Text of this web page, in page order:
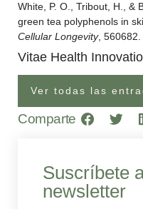
White, P. O., Tribout, H., &
green tea polyphenols in
Cellular Longevity, 560682.
Vitae Health
Ver todas las
Comparte
Suscríbete
newsletter